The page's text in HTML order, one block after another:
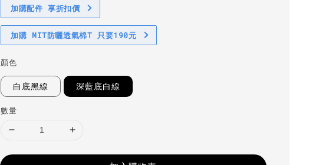
加購配件 享折扣價
加購 MIT防曬透氣棉T 只要190元
顏色
白底黑線 深藍底白線
數量